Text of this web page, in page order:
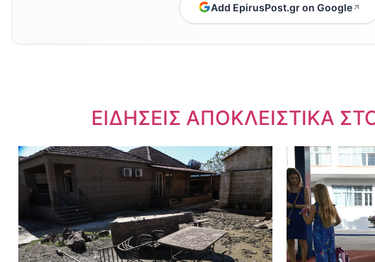
Add EpirusPost.gr on Google
ΕΙΔΗΣΕΙΣ ΑΠΟΚΛΕΙΣΤΙΚΑ
Dnews.gr